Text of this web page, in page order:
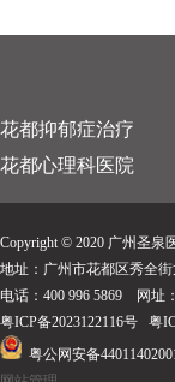
花都抑郁症治疗
花都心理科医院
Copyright © 2020 广州圣泉
地址：广州市花都区秀全
电话：400 996 5869 网址
粤ICP备2023122116号 粤
粤公网安备